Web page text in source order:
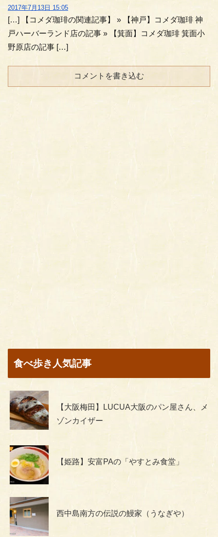
2017年7月13日 15:05
[…] 【コメダ珈琲の関連記事】 » 【神戸】コメダ珈琲 神
戸ハーバーランド店の記事 » 【箕面】コメダ珈琲 箕面小
野原店の記事 […]
コメントを書き込む
食べ歩き人気記事
【大阪梅田】LUCUA大阪のパン屋さん、メ
ゾンカイザー
【姫路】安富PAの「やすとみ食堂」
西中島南方の伝説の鰻家（うなぎや）